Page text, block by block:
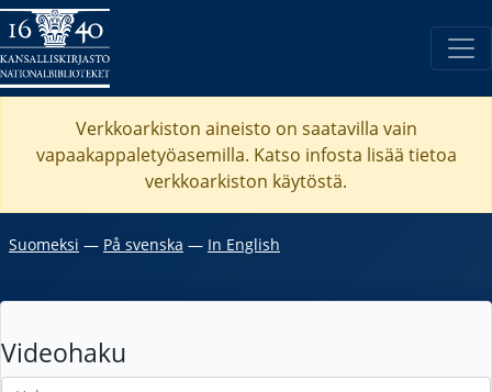
Verkkoarkiston aineisto on saatavilla vain
vapaakappaletyöasemilla. Katso infosta lisää tietoa
verkkoarkiston käytöstä.
Suomeksi ― På svenska ― In English
Videohaku